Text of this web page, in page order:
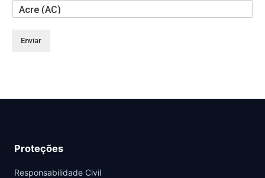
Enviar
Proteções
Responsabilidade Civil